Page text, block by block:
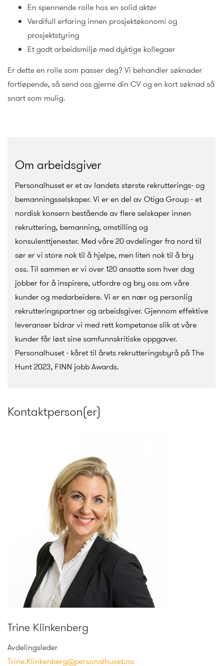
En spennende rolle hos en solid aktør
Verdifull erfaring innen prosjektøkonomi og
prosjektstyring
Et godt arbeidsmiljø med dyktige kollegaer
Er dette en rolle som passer deg? Vi behandler søknader
fortløpende, så send oss gjerne din CV og en kort søknad så
snart som mulig.
Om arbeidsgiver
Personalhuset er et av landets største rekrutterings- og
bemanningsselskaper. Vi er en del av Otiga Group - et
nordisk konsern bestående av flere selskaper innen
rekruttering, bemanning, omstilling og
konsulenttjenester. Med våre 20 avdelinger fra nord til
sør er vi store nok til å hjelpe, men liten nok til å bry
oss. Til sammen er vi over 120 ansatte som hver dag
jobber for å inspirere, utfordre og bry oss om våre
kunder og medarbeidere. Vi er en nær og personlig
rekrutteringspartner og arbeidsgiver. Gjennom effektive
leveranser bidrar vi med rett kompetanse slik at våre
kunder får løst sine samfunnskritiske oppgaver.
Personalhuset - kåret til årets rekrutteringsbyrå på The
Hunt 2023, FINN jobb Awards.
Kontaktperson(er)
Trine Klinkenberg
Avdelingsleder
Trine.Klinkenberg@personalhuset.no